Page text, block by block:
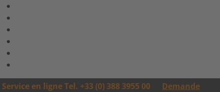
Service en ligne Tel. +33 (0) 388 3955 00
Demande